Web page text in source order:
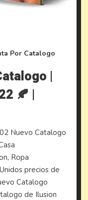
Por Catalogo
|
🍂 |
Nuevo Catalogo
Ropa
precios de
Catalogo
de Ilusion